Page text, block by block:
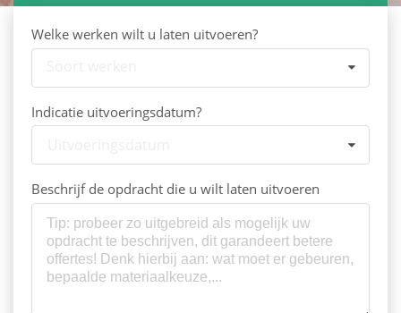
Welke werken wilt u laten uitvoeren?
Indicatie uitvoeringsdatum?
Beschrijf de opdracht die u wilt laten uitvoeren